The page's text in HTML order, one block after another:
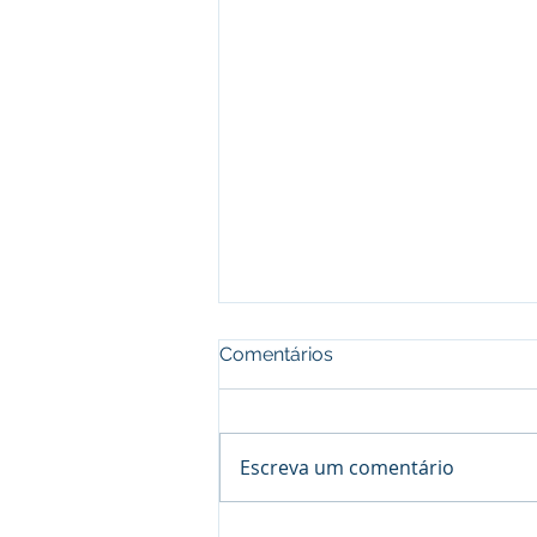
Comentários
Escreva um comentário